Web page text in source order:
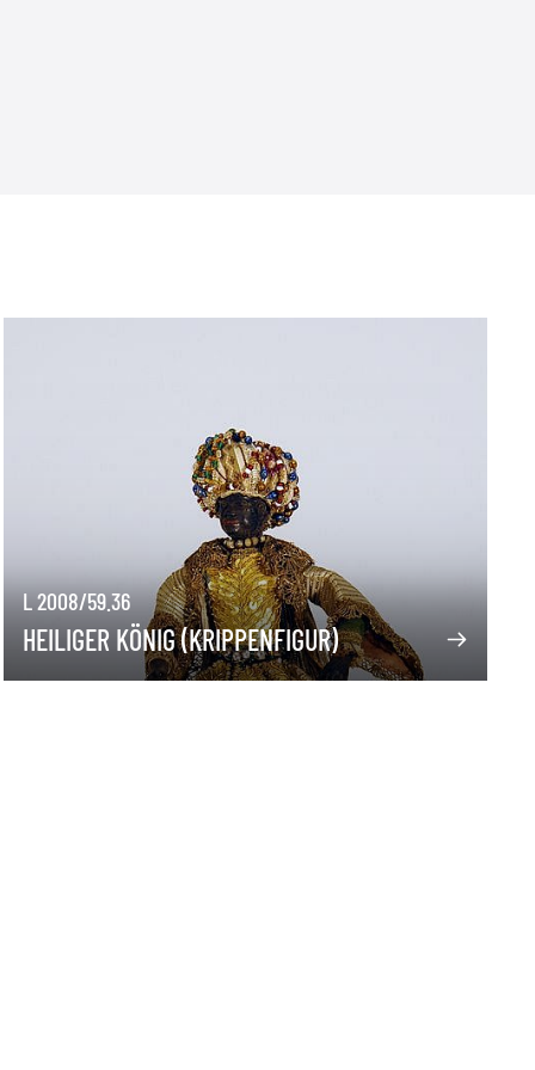
L 2008/59.36
HEILIGER KÖNIG (KRIPPENFIGUR)